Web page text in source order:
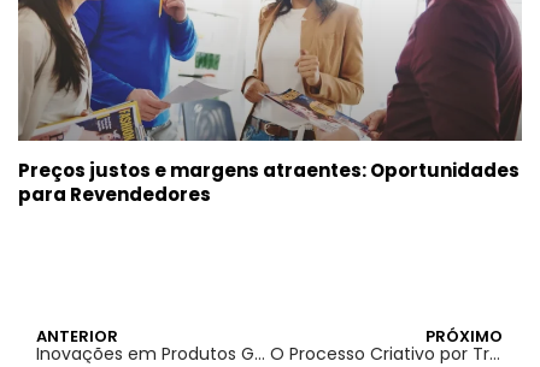
Preços justos e margens atraentes: Oportunidades
para Revendedores
ANTERIOR
Inovações em Produtos Gráficos: Materiais e Técnicas Avançadas
PRÓXIMO
O Processo Criativo por Trás de um Cartaz de Sucesso